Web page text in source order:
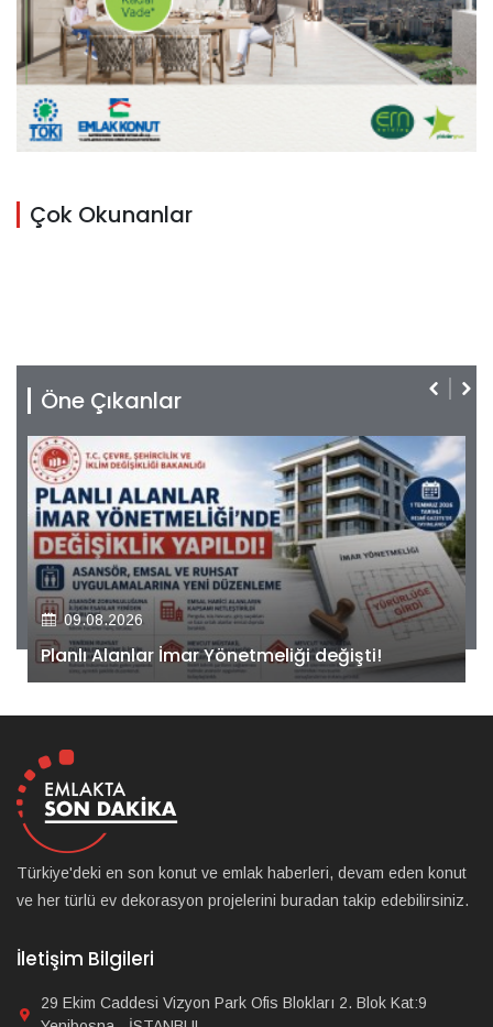
Çok Okunanlar
Öne Çıkanlar
09.08.2026
Kiler GYO’dan Pendik Dolayoba projesiyle ilgili
önemli adım!
Türkiye'deki en son konut ve emlak haberleri, devam eden konut
ve her türlü ev dekorasyon projelerini buradan takip edebilirsiniz.
İletişim Bilgileri
29 Ekim Caddesi Vizyon Park Ofis Blokları 2. Blok Kat:9